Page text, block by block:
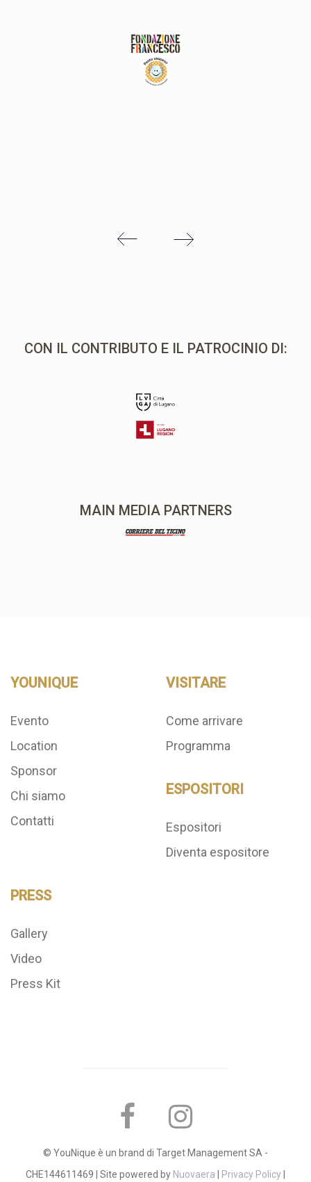
CON IL CONTRIBUTO E IL PATROCINIO DI:
MAIN MEDIA PARTNERS
YOUNIQUE
Evento
Location
Sponsor
Chi siamo
Contatti
VISITARE
Come arrivare
Programma
ESPOSITORI
Espositori
Diventa espositore
PRESS
Gallery
Video
Press Kit
© YouNique è un brand di Target Management SA -
CHE144611469 | Site powered by Nuovaera Privacy Policy